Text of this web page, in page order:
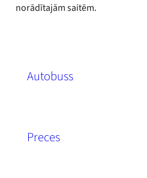
norādītajām saitēm.
Autobuss
Preces